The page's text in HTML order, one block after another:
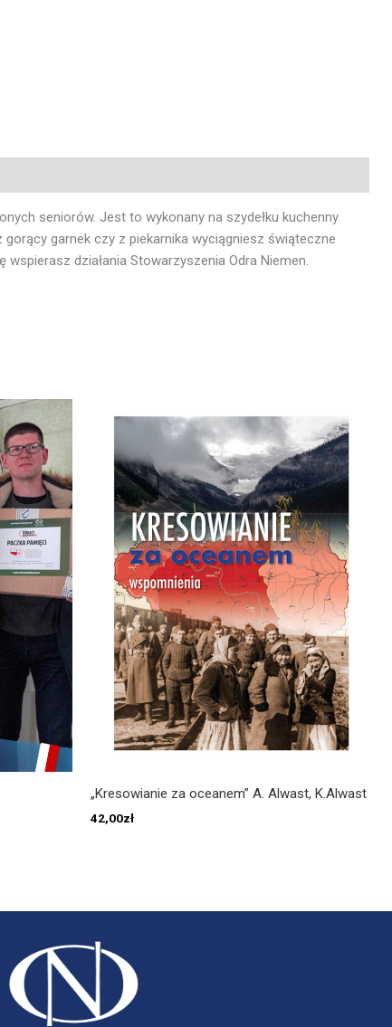
seniorów. Jest to wykonany na szydełku kuchenny
garnek czy z piekarnika wyciągniesz świąteczne
działania Stowarzyszenia Odra Niemen.
„Kresowianie za oceanem” A. Alwast, K.Alwast
42,00zł